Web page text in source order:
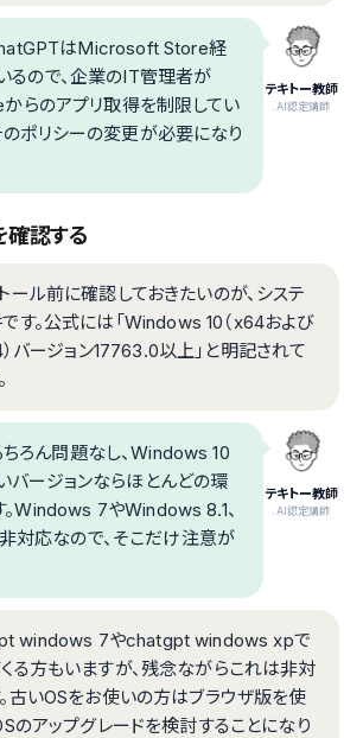
テキトー教師
.AI認定講師
はMicrosoft Store経
るので、企業のIT管理者が
らのアプリ取得を制限してい
のポリシーの変更が必要になり
確認する
ール前に確認しておきたいのが、システ
す。公式には「Windows 10（x64および
バージョン17763.0以上」と明記されて
テキトー教師
.AI認定講師
ろん問題なし、Windows 10
バージョンならほとんどの環
。Windows 7やWindows 8.1、
対応なので、そこだけ注意が
windows 7やchatgpt windows xpで
る方もいますが、残念ながらこれは非対
古いOSをお使いの方はブラウザ版を使
のアップグレードを検討することになり